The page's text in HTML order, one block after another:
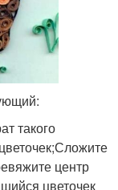
такого
центр
цветочек